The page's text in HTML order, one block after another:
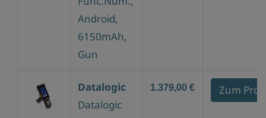
Android,
6150mAh,
Gun
Datalogic
Datalogic
1.379,00 € Zum